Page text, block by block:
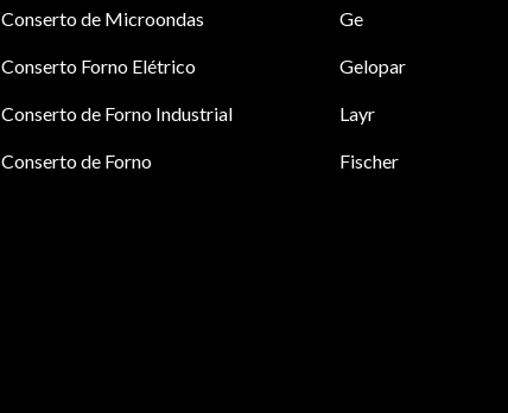
Conserto de Microondas
Conserto Forno Elétrico
Conserto de Forno Industrial
Conserto de Forno
Ge
Gelopar
Layr
Fischer